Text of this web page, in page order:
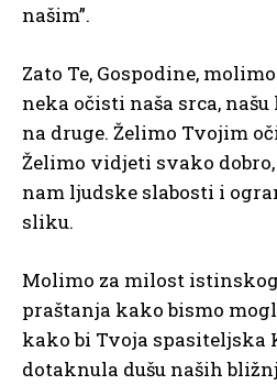
našim”.
Zato Te, Gospodine,
neka očisti naša srca,
na druge. Želimo Tvojim
Želimo vidjeti svako
nam ljudske slabosti i
sliku.
Molimo za milost
praštanja kako bismo
kako bi Tvoja spasiteljska
dotaknula dušu naših